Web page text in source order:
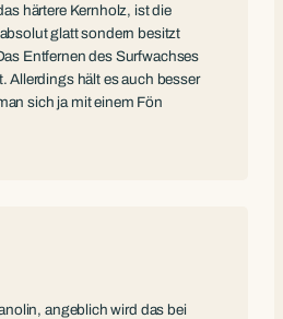
härtere Kernholz, ist die
glatt sondern besitzt
Entfernen des Surfwachses
Allerdings hält es auch besser
sich ja mit einem Fön
angeblich wird das bei